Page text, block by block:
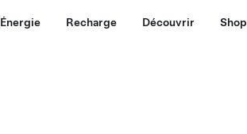
Énergie Recharge Découvrir Shop